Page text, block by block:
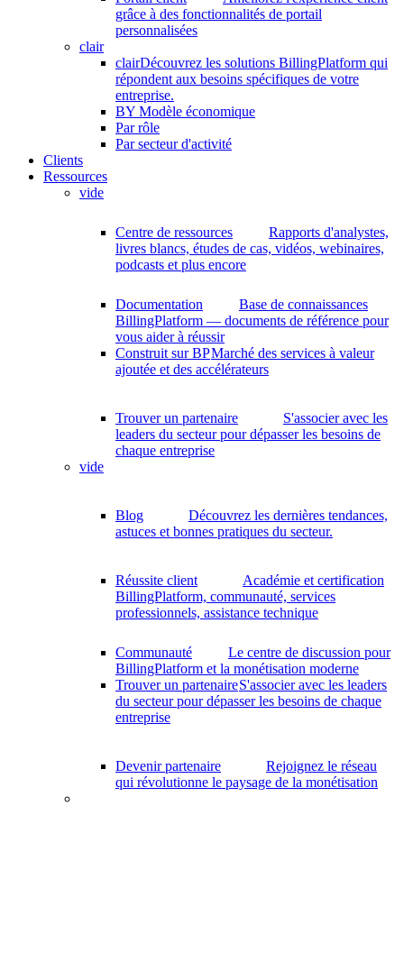
grâce à des fonctionnalités de portail
personnalisées
clair
clairDécouvrez les solutions BillingPlatform qui
répondent aux besoins spécifiques de votre
entreprise.
BY Modèle économique
Par rôle
Par secteur d'activité
Clients
Ressources
vide
Centre de ressources
Rapports d'analystes,
livres blancs, études de cas, vidéos, webinaires,
podcasts et plus encore
Documentation
Base de connaissances
BillingPlatform — documents de référence pour
vous aider à réussir
Construit sur BPMarché des services à valeur
ajoutée et des accélérateurs
Trouver un partenaire
S'associer avec les
leaders du secteur pour dépasser les besoins de
chaque entreprise
vide
Blog
Découvrez les dernières tendances,
astuces et bonnes pratiques du secteur.
Réussite client
Académie et certification
BillingPlatform, communauté, services
professionnels, assistance technique
Communauté
Le centre de discussion pour
BillingPlatform et la monétisation moderne
Trouver un partenaireS'associer avec les leaders
du secteur pour dépasser les besoins de chaque
entreprise
Devenir partenaire
Rejoignez le réseau
qui révolutionne le paysage de la monétisation